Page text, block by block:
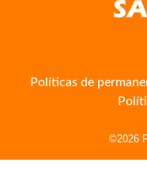
Políticas de
©2026